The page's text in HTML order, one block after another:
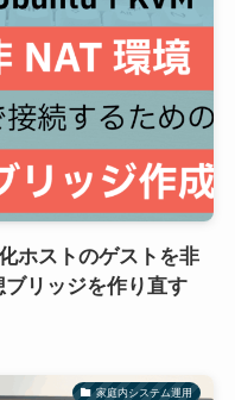
ホストのゲストを非
リッジを作り直す
家庭内システム運用